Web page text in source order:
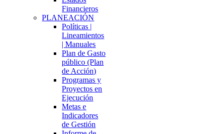
Financieros
PLANEACIÓN
Políticas |
Lineamientos
| Manuales
Plan de Gasto
público (Plan
de Acción)
Programas y
Proyectos en
Ejecución
Metas e
Indicadores
de Gestión